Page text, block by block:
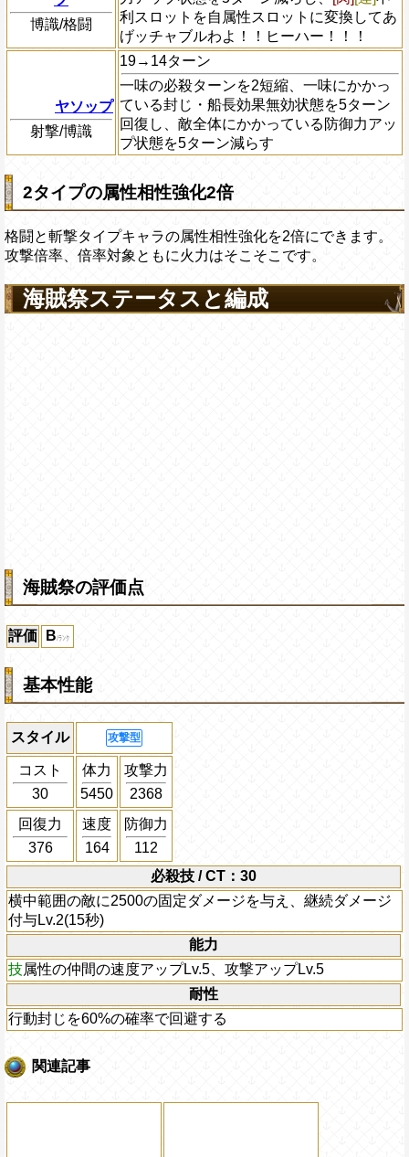
博識/格闘
利スロットを自属性スロットに変換してあ
げッチャブルわよ！！ヒーハー！！！
ヤソップ
射撃/博識
19→14ターン
一味の必殺ターンを2短縮、一味にかかっ
ている封じ・船長効果無効状態を5ターン
回復し、敵全体にかかっている防御力アッ
プ状態を5ターン減らす
2タイプの属性相性強化2倍
格闘と斬撃タイプキャラの属性相性強化を2倍にできます。
攻撃倍率、倍率対象ともに火力はそこそこです。
海賊祭ステータスと編成
海賊祭の評価点
評価 B
基本性能
スタイル 攻撃型
コスト
30
体力
5450
攻撃力
2368
回復力
376
速度
164
防御力
112
必殺技 / CT：30
横中範囲の敵に2500の固定ダメージを与え、継続ダメージ
付与Lv.2(15秒)
能力
技属性の仲間の速度アップLv.5、攻撃アップLv.5
耐性
行動封じを60%の確率で回避する
関連記事